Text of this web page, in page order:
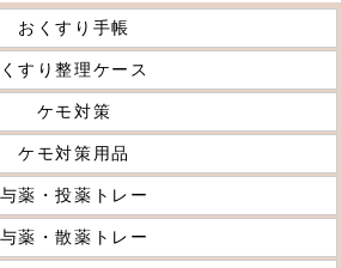
おくすり手帳
くすり整理ケース
ケモ対策
ケモ対策用品
与薬・投薬トレー
与薬・散薬トレー